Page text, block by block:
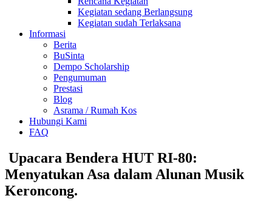
Kegiatan sedang Berlangsung
Kegiatan sudah Terlaksana
Informasi
Berita
BuSinta
Dempo Scholarship
Pengumuman
Prestasi
Blog
Asrama / Rumah Kos
Hubungi Kami
FAQ
Upacara Bendera HUT RI-80:
Menyatukan Asa dalam Alunan Musik
Keroncong.